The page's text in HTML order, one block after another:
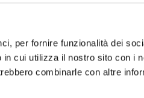
per fornire funzionalità dei
cui utilizza il nostro sito con i
combinarle con altre
07/2024